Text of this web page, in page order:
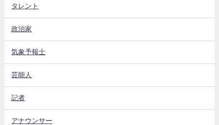
タレント
政治家
気象予報士
芸能人
記者
アナウンサー